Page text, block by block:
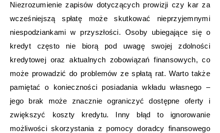
Niezrozumienie zapisów dotyczących prowizji czy kar za
wcześniejszą spłatę może skutkować nieprzyjemnymi
niespodziankami w przyszłości. Osoby ubiegające się o
kredyt często nie biorą pod uwagę swojej zdolności
kredytowej oraz aktualnych zobowiązań finansowych, co
może prowadzić do problemów ze spłatą rat. Warto także
pamiętać o konieczności posiadania wkładu własnego –
jego brak może znacznie ograniczyć dostępne oferty i
zwiększyć koszty kredytu. Inny błąd to ignorowanie
możliwości skorzystania z pomocy doradcy finansowego